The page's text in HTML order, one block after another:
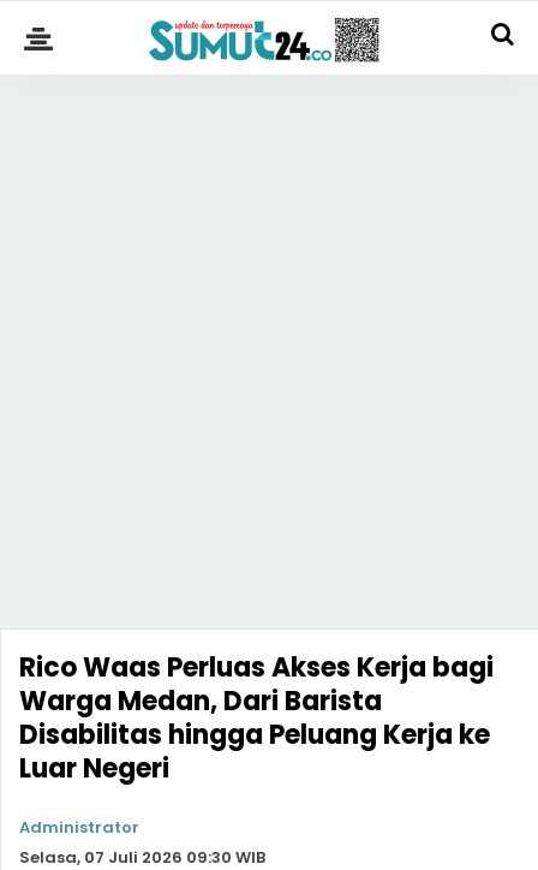
Rico Waas Perluas Akses Kerja bagi
Warga Medan, Dari Barista
Disabilitas hingga Peluang Kerja ke
Luar Negeri
Administrator
Selasa, 07 Juli 2026 09:30 WIB